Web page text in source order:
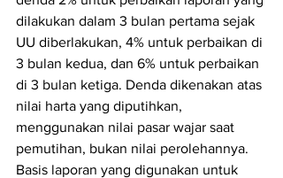
dilakukan dalam 3 bulan pertama sejak
UU diberlakukan, 4% untuk perbaikan di
3 bulan kedua, dan 6% untuk perbaikan
di 3 bulan ketiga. Denda dikenakan atas
nilai harta yang diputihkan,
menggunakan nilai pasar wajar saat
pemutihan, bukan nilai perolehannya.
Basis laporan yang digunakan untuk